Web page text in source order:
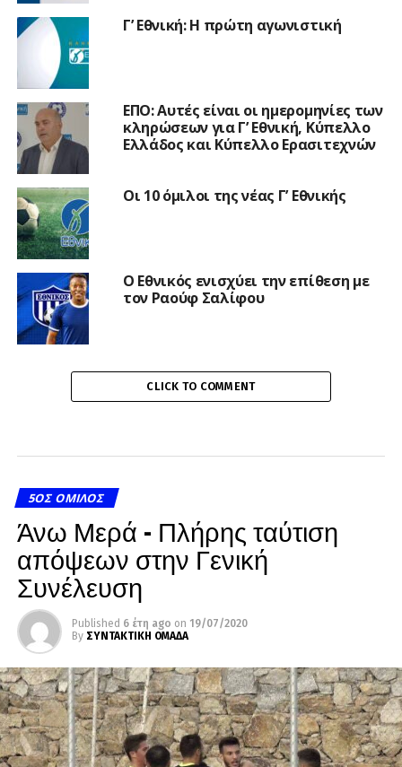
Γ’ Εθνική: Η πρώτη αγωνιστική
ΕΠΟ: Αυτές είναι οι ημερομηνίες των
κληρώσεων για Γ’ Εθνική, Κύπελλο
Ελλάδος και Κύπελλο Ερασιτεχνών
Οι 10 όμιλοι της νέας Γ’ Εθνικής
Ο Εθνικός ενισχύει την επίθεση με
τον Ραούφ Σαλίφου
CLICK TO COMMENT
5ΟΣ ΌΜΙΛΟΣ
Άνω Μερά – Πλήρης ταύτιση
απόψεων στην Γενική
Συνέλευση
Published 6 έτη ago on 19/07/2020
By ΣΥΝΤΑΚΤΙΚΗ ΟΜΑΔΑ